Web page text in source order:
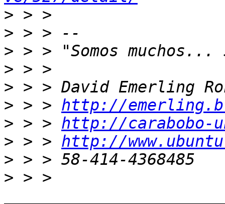
>
>
>
>
>
> > > http://
> > > http://carabobo-
> > > http://
>
> > >